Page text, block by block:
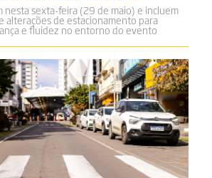
nesta sexta-feira (29 de maio) e incluem
alterações de estacionamento para
e fluidez no entorno do evento